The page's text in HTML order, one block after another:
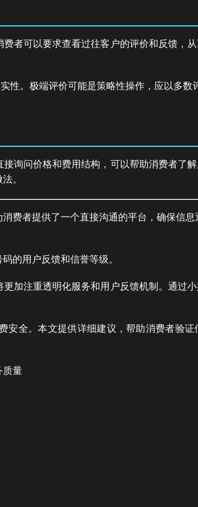
者可以要求查看过往客户的评价和反馈，
性。极端评价可能是策略性操作，应以多数
询问价格和费用结构，可以帮助消费者了
。
费者提供了一个直接沟通的平台，确保信息
的用户反馈和信誉等级。
加注重透明化服务和用户反馈机制。通过
安全。本文提供详细建议，帮助消费者验
质量